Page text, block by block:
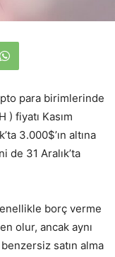
para birimlerinde
) fiyatı Kasım
3.000$’ın altına
de 31 Aralık’ta
borç verme
olur, ancak aynı
satın alma